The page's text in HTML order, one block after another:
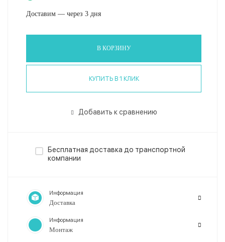
Доставим — через 3 дня
В КОРЗИНУ
КУПИТЬ В 1 КЛИК
Добавить к сравнению
Бесплатная доставка до транспортной
компании
Информация
Доставка
Информация
Монтаж